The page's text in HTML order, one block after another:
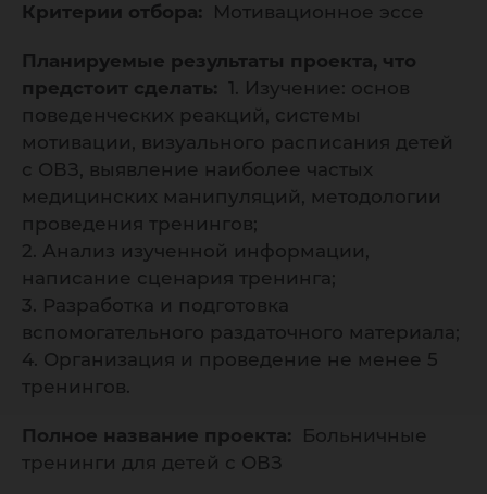
Критерии отбора: Мотивационное эссе
Планируемые результаты проекта, что
предстоит сделать: 1. Изучение: основ
поведенческих реакций, системы
мотивации, визуального расписания детей
с ОВЗ, выявление наиболее частых
медицинских манипуляций, методологии
проведения тренингов;
2. Анализ изученной информации,
написание сценария тренинга;
3. Разработка и подготовка
вспомогательного раздаточного материала;
4. Организация и проведение не менее 5
тренингов.
Полное название проекта:
Больничные
тренинги для детей с ОВЗ